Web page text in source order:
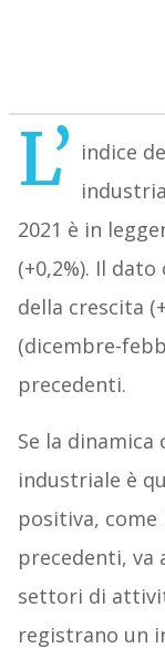
L’ indice
2021 è in
(+0,2%). Il
della crescita
(dicembre-
precedenti.
Se la
industriale è
positiva, come
precedenti, va
settori di
registrano un